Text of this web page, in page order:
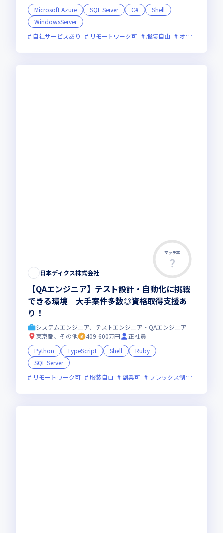
Microsoft Azure
SQL Server C#
Shell
WindowsServer
自社サービスあり
リモートワーク可 服装自由 オンライン選考可
マッチ率
日本ディクス株式会社
【QAエンジニア】テスト設計・自動化に挑戦
できる環境｜大手案件多数◎資格取得支援あ
り！
システムエンジニア、テストエンジニア・QAエンジニア
東京都、その他
409-600万円
正社員
Python
TypeScript Shell
Ruby
SQL Server
リモートワーク可
服装自由 副業可 フレックス制度あり